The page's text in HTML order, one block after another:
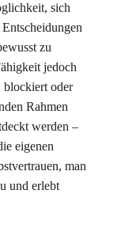
sich
zu
jedoch
blockiert oder
Rahmen
werden –
eigenen
man
und erlebt